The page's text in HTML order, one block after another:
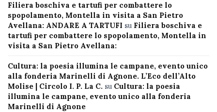
Filiera boschiva e tartufi per combattere lo
spopolamento, Montella in visita a San Pietro
Avellana: ANDARE A TARTUFI su Filiera boschiva e
tartufi per combattere lo spopolamento, Montella in
visita a San Pietro Avellana:
Cultura: la poesia illumina le campane, evento unico
alla fonderia Marinelli di Agnone. L’Eco dell’Alto
Molise | Circolo I. P. La C. su Cultura: la poesia
illumina le campane, evento unico alla fonderia
Marinelli di Agnone